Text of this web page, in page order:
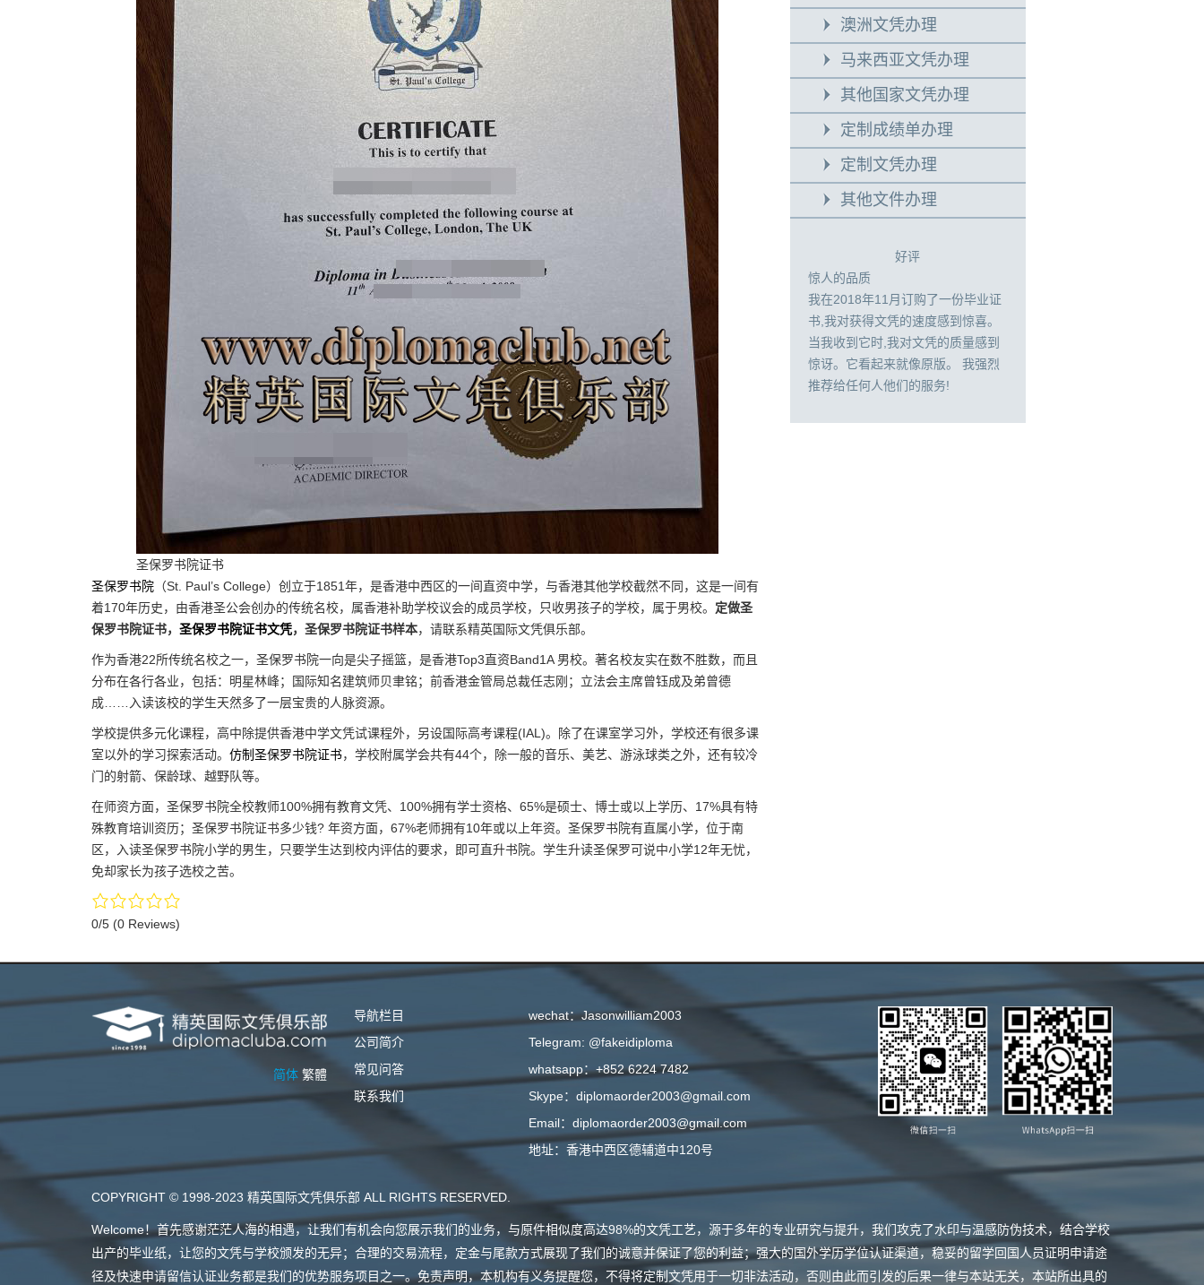
圣保罗书院证书
圣保罗书院 （St. Paul’s College）创立于1851年，是香港中西区的一间直资中学，与香港其他学校截然不同，这是一间有
着170年历史，由香港圣公会创办的传统名校，属香港补助学校议会的成员学校，只收男孩子的学校，属于男校。 定做圣
保罗书院证书， 圣保罗书院证书文凭，圣保罗书院证书样本，请联系精英国际文凭俱乐部。
作为香港22所传统名校之一，圣保罗书院一向是尖子摇篮，是香港Top3直资Band1A 男校。著名校友实在数不胜数，而且
分布在各行各业，包括：明星林峰；国际知名建筑师贝聿铭；前香港金管局总裁任志刚；立法会主席曾钰成及弟曾德
成……入读该校的学生天然多了一层宝贵的人脉资源。
学校提供多元化课程，高中除提供香港中学文凭试课程外，另设国际高考课程(IAL)。除了在课室学习外，学校还有很多课
室以外的学习探索活动。 仿制圣保罗书院证书，学校附属学会共有44个，除一般的音乐、美艺、游泳球类之外，还有较冷
门的射箭、保龄球、越野队等。
在师资方面，圣保罗书院全校教师100%拥有教育文凭、100%拥有学士资格、65%是硕士、博士或以上学历、17%具有特
殊教育培训资历；圣保罗书院证书多少钱? 年资方面，67%老师拥有10年或以上年资。圣保罗书院有直属小学，位于南
区，入读圣保罗书院小学的男生，只要学生达到校内评估的要求，即可直升书院。学生升读圣保罗可说中小学12年无忧，
免却家长为孩子选校之苦。
0/5 (0 Reviews)
澳洲文凭办理
马来西亚文凭办理
其他国家文凭办理
定制成绩单办理
定制文凭办理
其他文件办理
好评
惊人的品质
我在2018年11月订购了一份毕业证
书,我对获得文凭的速度感到惊喜。
当我收到它时,我对文凭的质量感到
惊讶。它看起来就像原版。 我强烈
推荐给任何人他们的服务!
简体 繁體
导航栏目
公司简介
常见问答
联系我们
wechat：Jasonwilliam2003
Telegram: @fakeidiploma
whatsapp：+852 6224 7482
Skype：diplomaorder2003@gmail.com
Email：diplomaorder2003@gmail.com
地址：香港中西区德辅道中120号
COPYRIGHT © 1998-2023 精英国际文凭俱乐部 ALL RIGHTS RESERVED.
Welcome！首先感谢茫茫人海的相遇，让我们有机会向您展示我们的业务，与原件相似度高达98%的文凭工艺，源于多年的专业研究与提升，我们攻克了水印与温感防伪技术，结合学校
出产的毕业纸，让您的文凭与学校颁发的无异；合理的交易流程，定金与尾款方式展现了我们的诚意并保证了您的利益；强大的国外学历学位认证渠道，稳妥的留学回国人员证明申请途
径及快速申请留信认证业务都是我们的优势服务项目之一。免责声明，本机构有义务提醒您，不得将定制文凭用于一切非法活动，否则由此而引发的后果一律与本站无关，本站所出具的